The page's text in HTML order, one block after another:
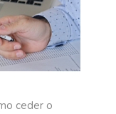
ceder o